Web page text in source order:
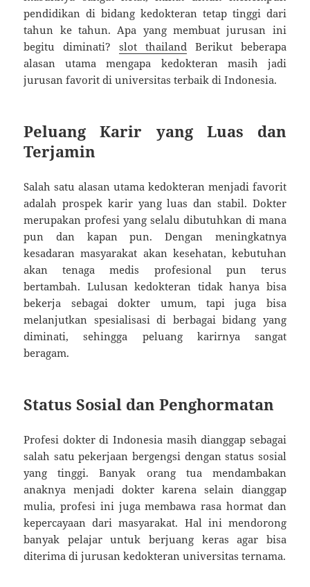
pendidikan di bidang kedokteran tetap tinggi dari
tahun ke tahun. Apa yang membuat jurusan ini
begitu diminati?slot thailandBerikut beberapa
alasan utama mengapa kedokteran masih jadi
jurusan favorit di universitas terbaik di Indonesia.
Peluang Karir yang Luas dan
Terjamin
Salah satu alasan utama kedokteran menjadi favorit
adalah prospek karir yang luas dan stabil. Dokter
merupakan profesi yang selalu dibutuhkan di mana
pun dan kapan pun. Dengan meningkatnya
kesadaran masyarakat akan kesehatan, kebutuhan
akan tenaga medis profesional pun terus
bertambah. Lulusan kedokteran tidak hanya bisa
bekerja sebagai dokter umum, tapi juga bisa
melanjutkan spesialisasi di berbagai bidang yang
diminati, sehingga peluang karirnya sangat
beragam.
Status Sosial dan Penghormatan
Profesi dokter di Indonesia masih dianggap sebagai
salah satu pekerjaan bergengsi dengan status sosial
yang tinggi. Banyak orang tua mendambakan
anaknya menjadi dokter karena selain dianggap
mulia, profesi ini juga membawa rasa hormat dan
kepercayaan dari masyarakat. Hal ini mendorong
banyak pelajar untuk berjuang keras agar bisa
diterima di jurusan kedokteran universitas ternama.